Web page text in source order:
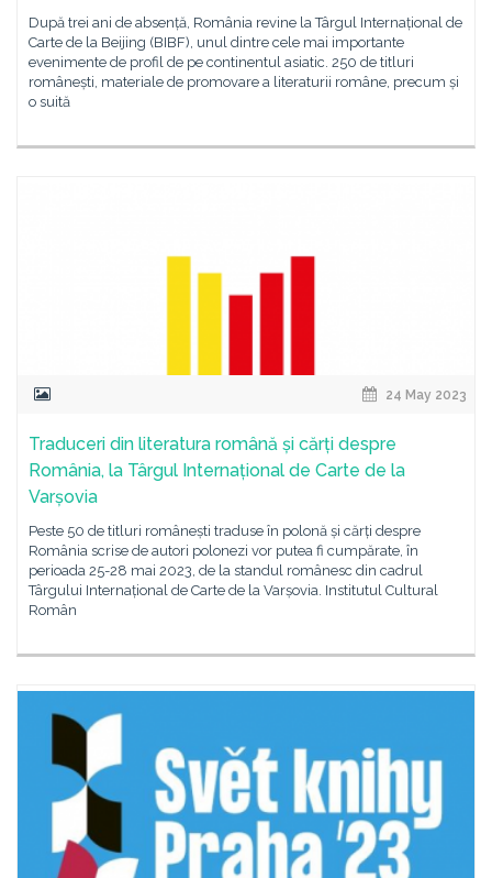
După trei ani de absență, România revine la Târgul Internațional de
Carte de la Beijing (BIBF), unul dintre cele mai importante
evenimente de profil de pe continentul asiatic. 250 de titluri
românești, materiale de promovare a literaturii române, precum și
o suită
24 May 2023
Traduceri din literatura română și cărți despre
România, la Târgul Internațional de Carte de la
Varșovia
Peste 50 de titluri românești traduse în polonă și cărți despre
România scrise de autori polonezi vor putea fi cumpărate, în
perioada 25-28 mai 2023, de la standul românesc din cadrul
Târgului Internațional de Carte de la Varșovia. Institutul Cultural
Român